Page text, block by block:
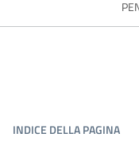
INDICE DELLA PAGINA